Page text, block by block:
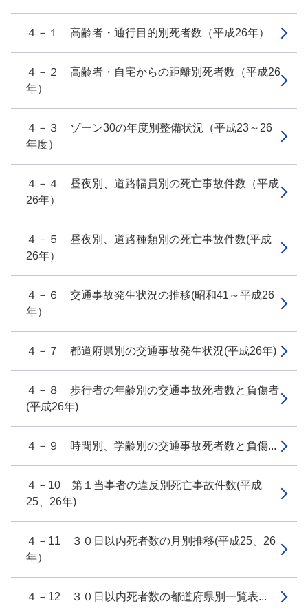
４－１ 高齢者・通行目的別死者数（平成26年）
４－２ 高齢者・自宅からの距離別死者数（平成26
年）
４－３ ゾーン30の年度別整備状況（平成23～26
年度）
４－４ 昼夜別、道路幅員別の死亡事故件数（平成
26年）
４－５ 昼夜別、道路種類別の死亡事故件数(平成
26年）
４－６ 交通事故発生状況の推移(昭和41～平成26
年）
４－７ 都道府県別の交通事故発生状況(平成26年)
４－８ 歩行者の年齢別の交通事故死者数と負傷者
(平成26年)
４－９ 時間別、学齢別の交通事故死者数と負傷...
４－10 第１当事者の違反別死亡事故件数(平成
25、26年)
４－11 ３０日以内死者数の月別推移(平成25、26
年）
４－12 ３０日以内死者数の都道府県別一覧表...